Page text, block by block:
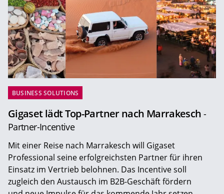
BUSINESS SOLUTIONS
Gigaset lädt Top-Partner nach Marrakesch -
Partner-Incentive
Mit einer Reise nach Marrakesch will Gigaset
Professional seine erfolgreichsten Partner für ihren
Einsatz im Vertrieb belohnen. Das Incentive soll
zugleich den Austausch im B2B-Geschäft fördern